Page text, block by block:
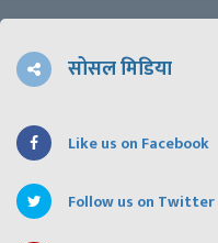
सोसल मिडिया
Like us on Facebook
Follow us on Twitter